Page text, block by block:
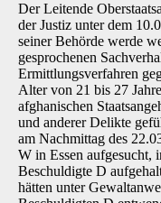
Der Leitende
der Justiz unter dem
seiner Behörde werde
gesprochenen
Ermittlungsverfahren
Alter von 21 bis 27
afghanischen
und anderer Delikte
am Nachmittag des
W in Essen aufgesucht,
Beschuldigte D
hätten unter